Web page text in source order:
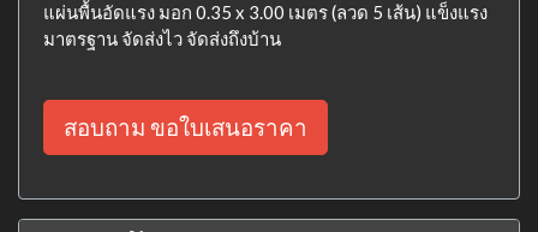
แผ่นพื้นอัดแรง มอก 0.35 x 3.00 เมตร (ลวด 5 เส้น) แข็งแรง
มาตรฐาน จัดส่งไว จัดส่งถึงบ้าน
สอบถาม ขอใบเสนอราคา